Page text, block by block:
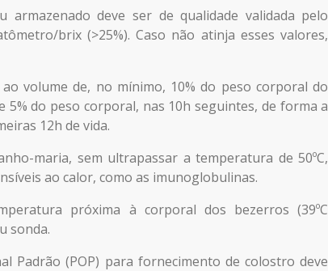
deve ser de qualidade validada pelo
brix (>25%). Caso não atinja esses valores,
volume de, no mínimo, 10% do peso corporal do
do peso corporal, nas 10h seguintes, de forma a
12h de vida.
maria, sem ultrapassar a temperatura de 50ºC,
ao calor, como as imunoglobulinas.
próxima à corporal dos bezerros (39ºC
sonda.
Padrão (POP) para fornecimento de colostro deve